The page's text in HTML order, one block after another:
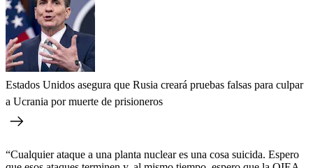
Estados Unidos asegura que Rusia creará pruebas falsas para culpar
a Ucrania por muerte de prisioneros
“Cualquier ataque a una planta nuclear es una cosa suicida. Espero